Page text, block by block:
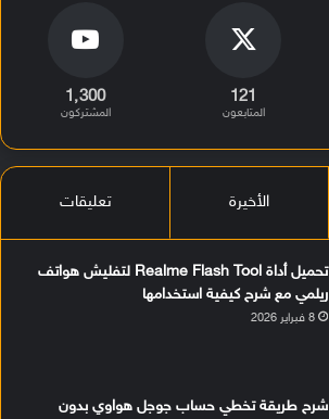
121
المتابعون
1٬300
المشتركون
الأخيرة تعليقات
تحميل أداة Realme Flash Tool لتفليش هواتف
ريلمي مع شرح كيفية استخدامها
8 فبراير 2026
شرح طريقة تخطي حساب جوجل هواوي بدون